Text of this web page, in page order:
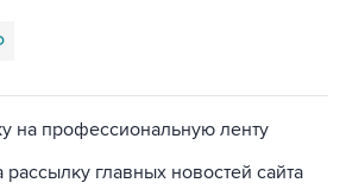
на профессиональную ленту
рассылку главных новостей сайта